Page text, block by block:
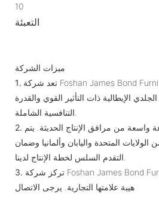
10
التعبئة
ميزات الشركة
1. تعد شركة Foshan James Bond Furniture Co.، Ltd قوة مهمة
الإيطالية ذات التأثير القوي والقدرة
2. واسعة من مرافق الإنتاج الحديثة. يتم
المتحدة واليابان وألمانيا وضمان
3. تركز شركة Foshan James Bond Furniture Co.,Ltd على نشر
هيبة علامتها التجارية. يرجى الاتصال